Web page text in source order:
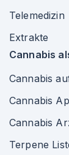
Telemedizin
Extrakte
Cannabis
Cannabis
Cannabis
Cannabis
Terpene